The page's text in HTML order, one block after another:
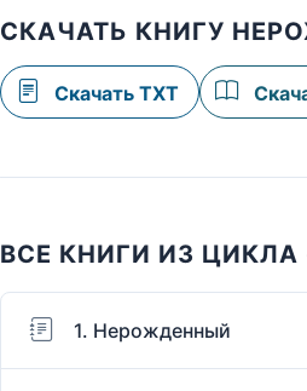
СКАЧАТЬ КНИГУ
Скачать TXT
ВСЕ КНИГИ ИЗ
1. Нерожденный